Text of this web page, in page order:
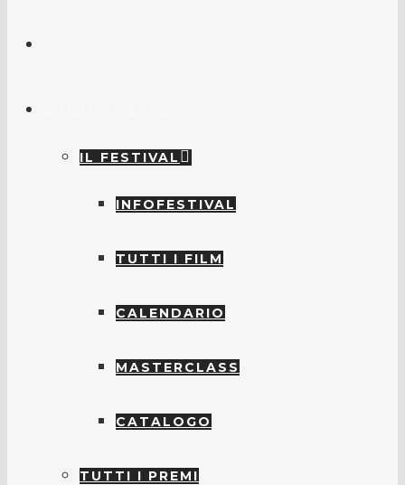
IL FESTIVAL
INFOFESTIVAL
TUTTI I FILM
CALENDARIO
MASTERCLASS
CATALOGO
TUTTI I PREMI